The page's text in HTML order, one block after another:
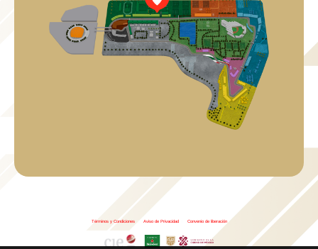
Términos y Condiciones| Aviso de Privacidad| Convenio de liberación